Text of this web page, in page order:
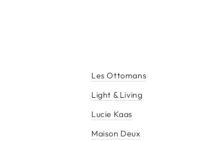
Les Ottomans
Light & Living
Lucie Kaas
Maison Deux